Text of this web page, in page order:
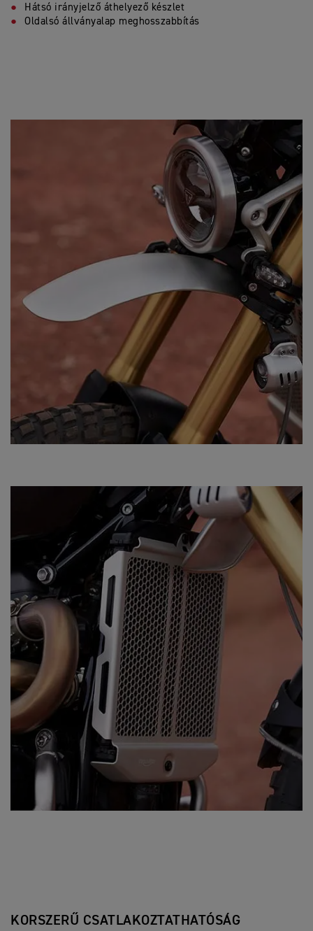
Hátsó irányjelző áthelyező készlet
Oldalsó állványalap meghosszabbítás
KORSZERŰ CSATLAKOZTATHATÓSÁG